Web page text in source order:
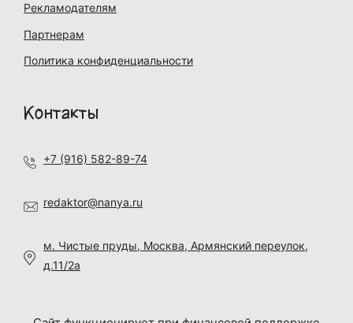
Рекламодателям
Партнерам
Политика конфиденциальности
Контакты
+7 (916) 582-89-74
redaktor@nanya.ru
м. Чистые пруды, Москва, Армянский переулок,
д.11/2а